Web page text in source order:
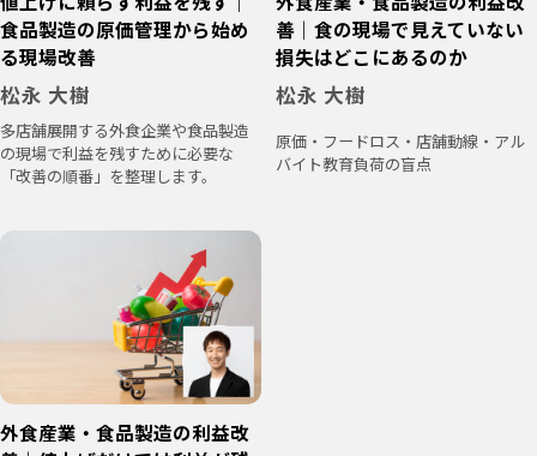
食品製造の原価管理から始め
る現場改善
松永 大樹
多店舗展開する外食企業や食品製造
の現場で利益を残すために必要な
「改善の順番」を整理します。
善｜食の現場で見えていない
損失はどこにあるのか
松永 大樹
原価・フードロス・店舗動線・アル
バイト教育負荷の盲点
外食産業・食品製造の利益改